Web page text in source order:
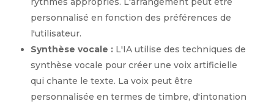
personnalisé en fonction des préférences de
l'utilisateur.
Synthèse vocale :L'IA utilise des techniques de
synthèse vocale pour créer une voix artificielle
qui chante le texte. La voix peut être
personnalisée en termes de timbre, d'intonation